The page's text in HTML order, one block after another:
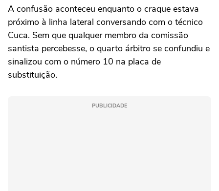
A confusão aconteceu enquanto o craque estava
próximo à linha lateral conversando com o técnico
Cuca. Sem que qualquer membro da comissão
santista percebesse, o quarto árbitro se confundiu e
sinalizou com o número 10 na placa de
substituição.
PUBLICIDADE